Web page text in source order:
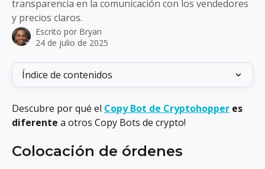
transparencia en la comunicación con los vendedores
y precios claros.
Escrito por Bryan
24 de julio de 2025
Índice de contenidos
Descubre por qué el Copy Bot de Cryptohopper es
diferente a otros Copy Bots de crypto!
Colocación de órdenes